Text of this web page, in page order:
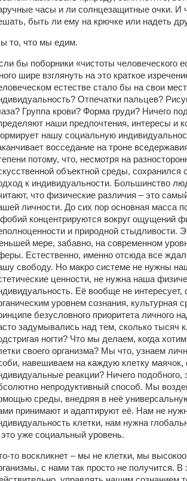
часы и ли солнцезащитные очки. И
быть ли ему на крючке или надеть
то, что мы едим.
бы поборники «чистоты человеческого
шире взглянуть на это краткое
естестве стало бы на свои
Отпечатки пальцев?
Группа крови? Форма груди? Ничего
наши предпочтения, интересы и
нашу социальную
восседание на троне
потому, что, несмотря на
объектной среды, сохранился
к индивидуальности. Большинство
что физические различия – это
личности. До сих пор основная масса
концентрируются вокруг ощущений
и природной стыдливости.
мере, забавно, на современном
Естественно, именно отсюда все
свободу. Но макро системе не нужны
ценности, не нужна наша
Её вообще не
уровнем сознания, культурная
безусловного приоритета личного
задумывались над тем, сколько тысяч
ногти? Что мы делаем, когда
своего организма? Мы что, узнаем
навешиваем на каждую клетку маячок,
реакции? Ничего подобного,
непродуктивный способ. Мы
среды, внедряя в неё
принимают и адаптируют её. Нам не
клетки, нам нужна
уже социальный уровень.
то воскликнет – мы не клетки, мы
с нами так просто не получится.